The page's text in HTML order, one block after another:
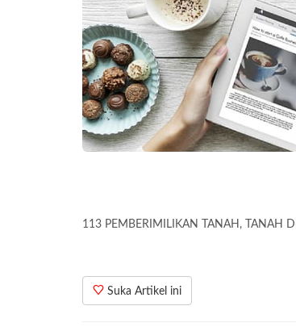
113 PEMBERIMILIKAN TANAH, TANAH
Suka Artikel ini